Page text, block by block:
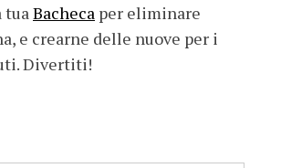
tuaBacheca per eliminare
e crearne delle nuove per i
Divertiti!